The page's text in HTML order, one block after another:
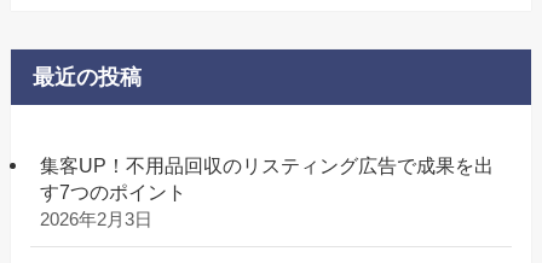
最近の投稿
集客UP！不用品回収のリスティング広告で成果を出
す7つのポイント
2026年2月3日